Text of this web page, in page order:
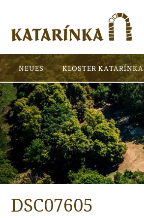
NEUES KLOSTER KATARÍNKA
DSC07605